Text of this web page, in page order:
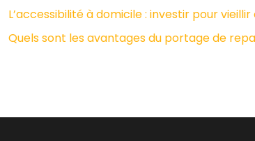
L’accessibilité à domicile : investir pour vieillir
Quels sont les avantages du portage de